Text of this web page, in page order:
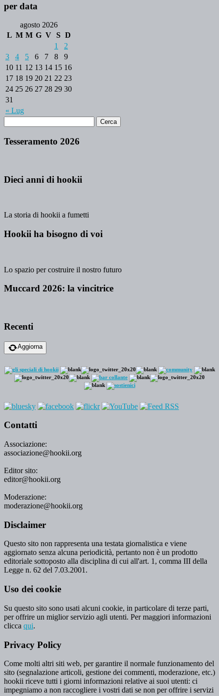
per data
agosto 2026
L M M G V S D
« Lug
1
2
3
4 5 6 7 8
9
10 11 12 13 14 15 16
17 18 19 20 21 22 23
24 25 26 27 28 29 30
31
Tesseramento 2026
Dieci anni di hookii
La storia di hookii a fumetti
Hookii ha bisogno di voi
Lo spazio per costruire il nostro futuro
Muccard 2026: la vincitrice
Recenti
Aggiorna
Contatti
Associazione:
associazione@hookii.org
Editor sito:
editor@hookii.org
Moderazione:
moderazione@hookii.org
Disclaimer
Questo sito non rappresenta una testata giornalistica e viene
aggiornato senza alcuna periodicità, pertanto non è un prodotto
editoriale sottoposto alla disciplina di cui all'art. 1, comma III della
Legge n. 62 del 7.03.2001.
Uso dei cookie
Su questo sito sono usati alcuni cookie, in particolare di terze parti,
per offrire un miglior servizio agli utenti. Per maggiori informazioni
clicca qui.
Privacy Policy
Come molti altri siti web, per garantire il normale funzionamento del
sito (segnalazione articoli, gestione dei commenti, moderazione, etc.)
hookii riceve tutti i giorni informazioni relative ai suoi utenti: ci
impegniamo a non raccogliere i vostri dati se non per offrire i servizi